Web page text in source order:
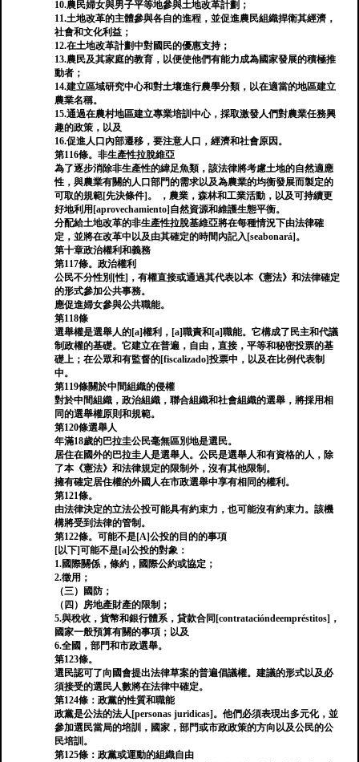
10.農民婦女與男子平等地參與土地改革計劃；
11.土地改革的主體參與各自的進程，並促進農民組織捍衛其經濟，
社會和文化利益；
12.在土地改革計劃中對國民的優惠支持；
13.農民及其家庭的教育，以便使他們有能力成為國家發展的積極推
動者；
14.建立區域研究中心和對土壤進行農學分類，以在適當的地區建立
農業名稱。
15.通過在農村地區建立專業培訓中心，採取激發人們對農業任務興
趣的政策，以及
16.促進人口內部遷移，要注意人口，經濟和社會原因。
第116條。非生產性拉脫維亞
為了逐步消除非生產性的緯足魚類，該法律將考慮土地的自然適應
性，與農業有關的人口部門的需求以及為農業的均衡發展而製定的
可取的規範[先決條件]。 ，農業，森林和工業活動，以及可持續更
好地利用[aprovechamiento]自然資源和維護生態平衡。
分配給土地改革的非生產性拉脫基維亞將在每種情況下由法律確
定，並將在改革中以及由其確定的時間內記入[seabonará]。
第十章政治權利和義務
第117條。政治權利
公民不分性別[性]，有權直接或通過其代表以本《憲法》和法律確定
的形式參加公共事務。
應促進婦女參與公共職能。
第118條
選舉權是選舉人的[a]權利，[a]職責和[a]職能。它構成了民主和代議
制政權的基礎。它建立在普遍，自由，直接，平等和秘密投票的基
礎上；在公眾和有監督的[fiscalizado]投票中，以及在比例代表制
中。
第119條關於中間組織的侵權
對於中間組織，政治組織，聯合組織和社會組織的選舉，將採用相
同的選舉權原則和規範。
第120條選舉人
年滿18歲的巴拉圭公民毫無區別地是選民。
居住在國外的巴拉圭人是選舉人。公民是選舉人和有資格的人，除
了本《憲法》和法律規定的限制外，沒有其他限制。
擁有確定居住權的外國人在市政選舉中享有相同的權利。
第121條。
由法律決定的立法公投可能具有約束力，也可能沒有約束力。該機
構將受到法律的管制。
第122條。可能不是[A]公投的目的的事項
[以下]可能不是[a]公投的對象：
1.國際關係，條約，國際公約或協定；
2.徵用；
（三）國防；
（四）房地產財產的限制；
5.與稅收，貨幣和銀行體系，貸款合同[contratacióndeempréstitos]，
國家一般預算有關的事項；以及
6.全國，部門和市政選舉。
第123條。
選民認可了向國會提出法律草案的普遍倡議權。建議的形式以及必
須接受的選民人數將在法律中確定。
第124條：政黨的性質和職能
政黨是公法的法人[personas juridicas]。他們必須表現出多元化，並
參加選民當局的培訓，國家，部門或市政政策的方向以及公民的公
民培訓。
第125條：政黨或運動的組織自由